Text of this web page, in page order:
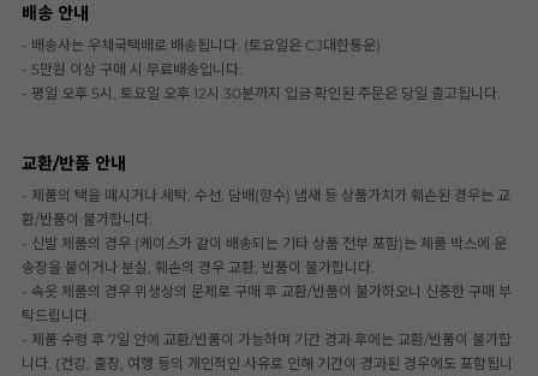
배송 안내
- 배송사는 우체국택배로 배송됩니다. (토요일은 CJ대한통운)
- 5만원 이상 구매 시 무료배송입니다.
- 평일 오후 5시, 토요일 오후 12시 30분까지 입금 확인된 주문은 당일 출고됩니다.
교환/반품 안내
- 제품의 택을 떼시거나 세탁, 수선, 담배(향수) 냄새 등 상품가치가 훼손된 경우는 교
환/반품이 불가합니다.
- 신발 제품의 경우 (케이스가 같이 배송되는 기타 상품 전부 포함)는 제품 박스에 운
송장을 붙이거나 분실, 훼손의 경우 교환, 반품이 불가합니다.
- 속옷 제품의 경우 위생상의 문제로 구매 후 교환/반품이 불가하오니 신중한 구매 부
탁드립니다.
- 제품 수령 후 7일 안에 교환/반품이 가능하며 기간 경과 후에는 교환/반품이 불가합
니다. (건강, 출장, 여행 등의 개인적인 사유로 인해 기간이 경과된 경우에도 포함됩니